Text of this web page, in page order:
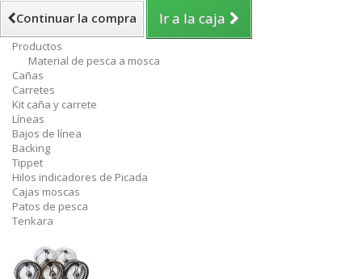
Continuar la compra Ir a la caja
Productos
Material de pesca a mosca
Cañas
Carretes
Kit caña y carrete
Líneas
Bajos de línea
Backing
Tippet
Hilos indicadores de Picada
Cajas moscas
Patos de pesca
Tenkara